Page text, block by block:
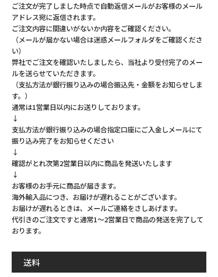
ご注文が完了しました時点で自動返信メールがお客様のメール
アドレス宛に返信されます。
ご注文内容に間違いがないか内容をご確認ください。
（メールが届かない場合は迷惑メールフォルダをご確認くださ
い）
弊社でご注文を確認いたしましたら、当社より受付完了のメー
ルを送らせていただきます。
（支払方法が銀行振り込みの場合振込先・金額をお知らせしま
す。）
通常は1営業日以内にお送りしております。
↓
支払方法が銀行振り込みの場合指定口座にご入金しメールにて
振り込み完了をお知らせください
↓
確認がとれ次第2営業日以内に商品を発送いたします
↓
お客様のお手元に商品が届きます。
海外輸入品につき、お届けが遅れることがございます。
お届けが遅れるときは、メールご連絡をさしあげます。
代引きのご注文ですと通常1～2営業日で商品の発送を完了して
おります。
送料